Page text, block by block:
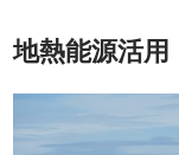
地熱能源活用